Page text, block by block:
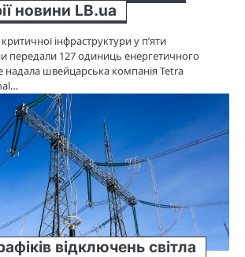
новини LB.ua
інфраструктури у п’яти
передали 127 одиниць енергетичного
надала швейцарська компанія Tetra
відключень світла